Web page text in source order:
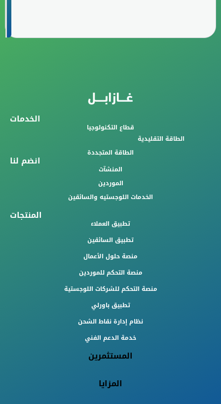
الخدمات
قطاع التكنولوجيا
الطاقة التقليدية
الطاقة المتجددة
انضم لنا
المنشآت
الموردين
الخدمات اللوجستيه والسائقين
المنتجات
تطبيق العملاء
تطبيق السائقين
منصة حلول الأعمال
منصة التحكم للموردين
منصة التحكم للشركات اللوجستية
تطبيق باورلي
نظام إدارة نقاط الشحن
خدمة الدعم الفني
المستثمرين
المزايا